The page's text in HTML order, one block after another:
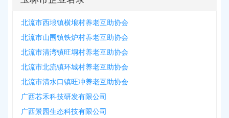
北流市西埌镇横埌村养老互助协会
北流市山围镇铁炉村养老互助协会
北流市清湾镇旺垌村养老互助协会
北流市北流镇环城村养老互助协会
北流市清水口镇旺冲养老互助协会
广西芯禾科技研发有限公司
广西景园生态科技有限公司